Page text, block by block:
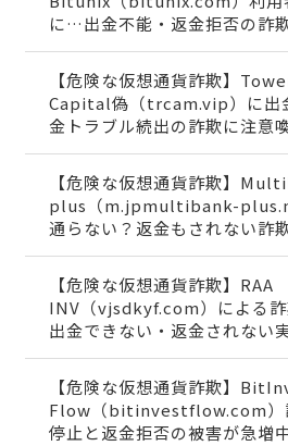
に…出金不能・返金拒否の詐
【危険な仮想通貨詐欺】
Capital偽（trcam.vip）に出
金トラブル続出の詐欺に注意
【危険な仮想通貨詐欺】
plus（m.jpmultibank-
通らない？返金もされない詐
【危険な仮想通貨詐欺】RAA
INV（vjsdkyf.com）による詐
出金できない・返金されない
【危険な仮想通貨詐欺】
Flow（bitinvestflow.com）
停止と返金拒否の被害が急増